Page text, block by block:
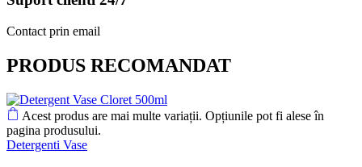
Contact prin email
PRODUS RECOMANDAT
Acest produs are mai multe variații. Opțiunile pot fi alese în
pagina produsului.
Detergenti Vase